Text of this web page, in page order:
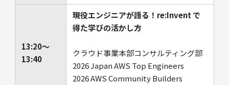
13:20〜
13:40
現役エンジニアが語る！re:Invent で
得た学びの活かし方
クラウド事業本部コンサルティング部
2026 Japan AWS Top Engineers
2026 AWS Community Builders